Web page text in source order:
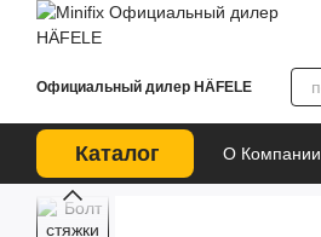
Перейти к основному контенту
Официальный дилер HÄFELE
Каталог О Компании